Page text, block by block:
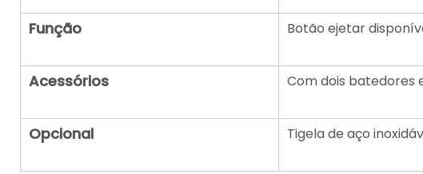
Função Botão ejetar
Acessórios Com dois batedores
Opcional Tigela de aço